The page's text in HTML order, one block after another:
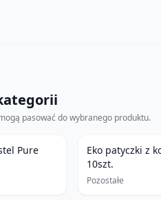
pasować do wybranego produktu.
Pure
Eko patyczki z
10szt.
Pozostałe